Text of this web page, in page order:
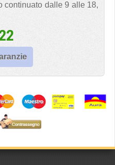
continuato dalle 9 alle 18,